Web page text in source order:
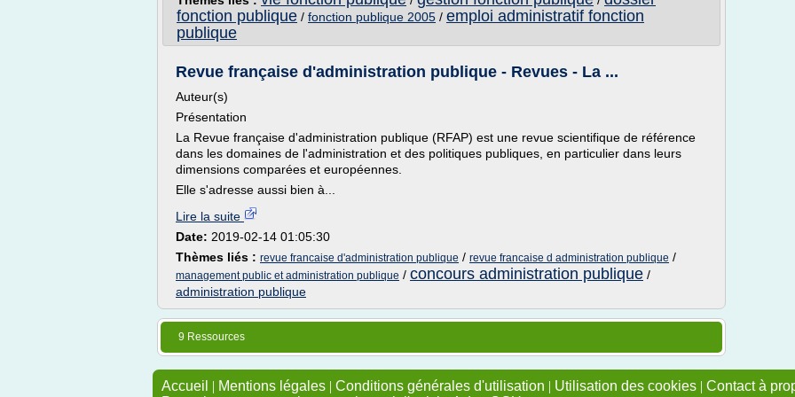
fonction publique / fonction publique 2005 / emploi administratif fonction
publique
Revue française d'administration publique - Revues - La ...
Auteur(s)
Présentation
La Revue française d'administration publique (RFAP) est une revue scientifique de référence
dans les domaines de l'administration et des politiques publiques, en particulier dans leurs
dimensions comparées et européennes.
Elle s'adresse aussi bien à...
Lire la suite
Date: 2019-02-14 01:05:30
Thèmes liés : revue francaise d'administration publique / revue francaise d administration publique /
management public et administration publique / concours administration publique /
administration publique
9 Ressources
Accueil | Mentions légales | Conditions générales d'utilisation | Utilisation des cookies | Contact à